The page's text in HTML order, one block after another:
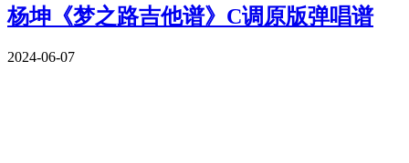
杨坤《梦之路吉他谱》C调原版弹唱谱
2024-06-07